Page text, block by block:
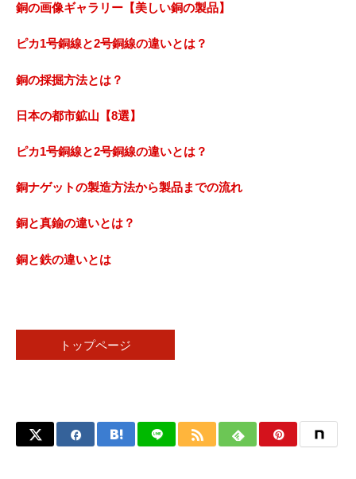
銅の画像ギャラリー【美しい銅の製品】
ピカ1号銅線と2号銅線の違いとは？
銅の採掘方法とは？
日本の都市鉱山【8選】
ピカ1号銅線と2号銅線の違いとは？
銅ナゲットの製造方法から製品までの流れ
銅と真鍮の違いとは？
銅と鉄の違いとは
トップページ